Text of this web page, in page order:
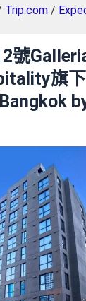
Trip.com/
號
旗